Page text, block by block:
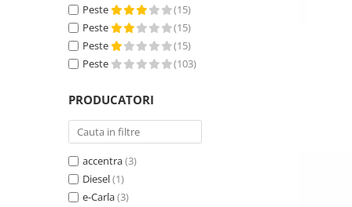
Peste
(15)
Peste
(15)
Peste
(15)
Peste
(103)
PRODUCATORI
accentra(3)
Diesel(1)
e-Carla(3)